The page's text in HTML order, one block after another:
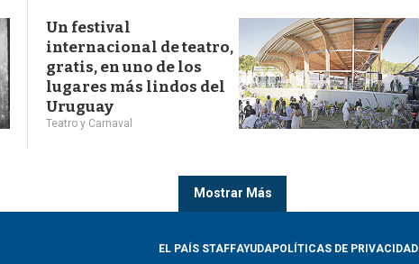
Un festival
internacional de teatro,
gratis, en uno de los
lugares más lindos del
Uruguay
Teatro y Carnaval
Mostrar Más
EL PAÍS STAFFAYUDAPOLÍTICAS DE PRIVACIDAD